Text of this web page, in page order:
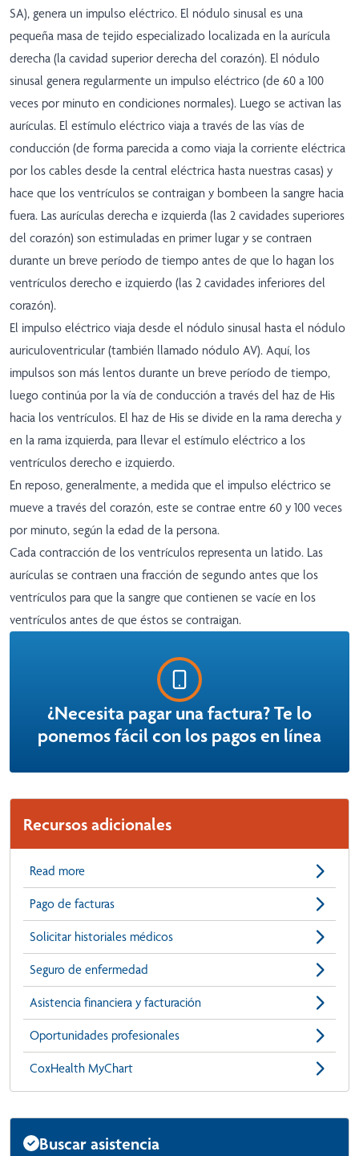
SA), genera un impulso eléctrico. El nódulo sinusal es una
pequeña masa de tejido especializado localizada en la aurícula
derecha (la cavidad superior derecha del corazón). El nódulo
sinusal genera regularmente un impulso eléctrico (de 60 a 100
veces por minuto en condiciones normales). Luego se activan las
aurículas. El estímulo eléctrico viaja a través de las vías de
conducción (de forma parecida a como viaja la corriente eléctrica
por los cables desde la central eléctrica hasta nuestras casas) y
hace que los ventrículos se contraigan y bombeen la sangre hacia
fuera. Las aurículas derecha e izquierda (las 2 cavidades superiores
del corazón) son estimuladas en primer lugar y se contraen
durante un breve período de tiempo antes de que lo hagan los
ventrículos derecho e izquierdo (las 2 cavidades inferiores del
corazón).
El impulso eléctrico viaja desde el nódulo sinusal hasta el nódulo
auriculoventricular (también llamado nódulo AV). Aquí, los
impulsos son más lentos durante un breve período de tiempo,
luego continúa por la vía de conducción a través del haz de His
hacia los ventrículos. El haz de His se divide en la rama derecha y
en la rama izquierda, para llevar el estímulo eléctrico a los
ventrículos derecho e izquierdo.
En reposo, generalmente, a medida que el impulso eléctrico se
mueve a través del corazón, este se contrae entre 60 y 100 veces
por minuto, según la edad de la persona.
Cada contracción de los ventrículos representa un latido. Las
aurículas se contraen una fracción de segundo antes que los
ventrículos para que la sangre que contienen se vacíe en los
ventrículos antes de que éstos se contraigan.
¿Necesita pagar una factura? Te lo
ponemos fácil con los pagos en línea
Recursos adicionales
Read more
Pago de facturas
Solicitar historiales médicos
Seguro de enfermedad
Asistencia financiera y facturación
Oportunidades profesionales
CoxHealth MyChart
Buscar asistencia